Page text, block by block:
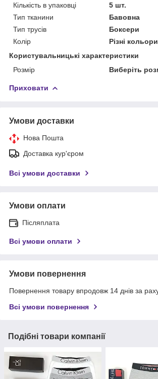
Кількість в упаковці
5 шт.
Тип тканини
Бавовна
Тип трусів
Боксери
Колір
Різні кольори
Користувальницькі характеристики
Розмір
Виберіть
Приховати
Умови доставки
Нова Пошта
Доставка кур'єром
Всі умови доставки
Умови оплати
Післяплата
Всі умови оплати
Умови повернення
Повернення товару впродовж 14 днів за
Всі умови повернення
Подібні товари компанії